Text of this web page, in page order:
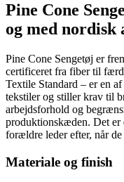
Pine Cone
og med nordisk
Pine Cone Sengetøj er
certificeret fra fiber til
Textile Standard – er en
tekstiler og stiller krav til
arbejdsforhold og
produktionskæden. Det er
forældre leder efter, når
Materiale og finish